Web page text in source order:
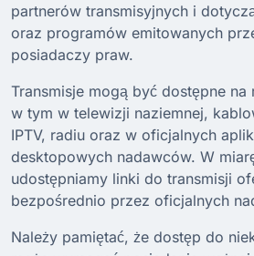
partnerów transmisyjnych i
oraz programów emitowanych
posiadaczy praw.
Transmisje mogą być dostępne
w tym w telewizji naziemnej,
IPTV, radiu oraz w oficjalnych
desktopowych nadawców. W
udostępniamy linki do transmisji
bezpośrednio przez oficjalnych
Należy pamiętać, że dostęp do